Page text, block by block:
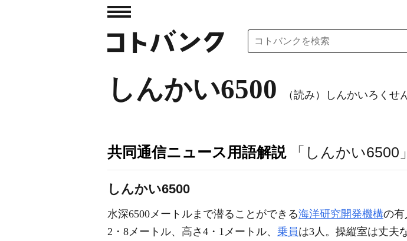
しんかい6500 （読み）しんかいろくせ
共同通信ニュース用語解説「しんかい6500
しんかい6500
水深6500メートルまで潜ることができる海洋研究開発機構の有
2・8メートル、高さ4・1メートル、 乗員は3人。操縦室は丈夫